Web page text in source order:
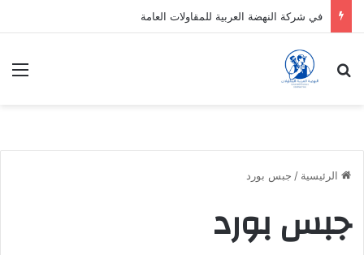
في شركة النهضة العربية للمقاولات العامة
بحث عن
الرئيسية / جبس بورد
جبس بورد